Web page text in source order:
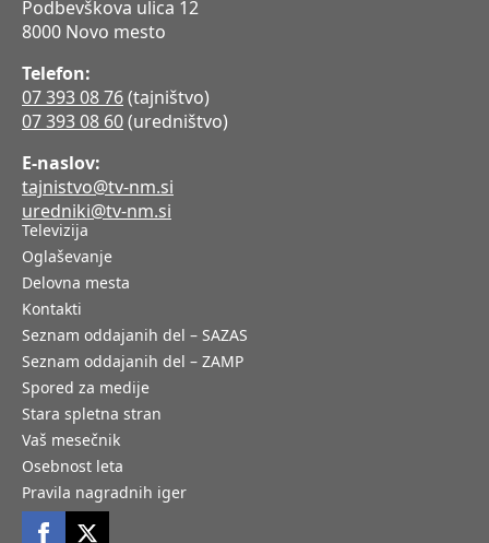
Podbevškova ulica 12
8000 Novo mesto
Telefon:
07 393 08 76(tajništvo)
07 393 08 60(uredništvo)
E-naslov:
tajnistvo@tv-nm.si
uredniki@tv-nm.si
Televizija
Oglaševanje
Delovna mesta
Kontakti
Seznam oddajanih del – SAZAS
Seznam oddajanih del – ZAMP
Spored za medije
Stara spletna stran
Vaš mesečnik
Osebnost leta
Pravila nagradnih iger